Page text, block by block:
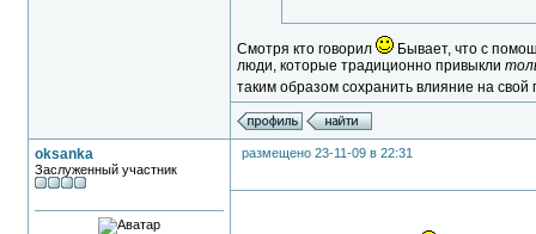
Смотря кто говорил
Бывает, что с
люди, которые традиционно привыкли
таким образом сохранить влияние на
oksanka
Заслуженный участник
размещено 23-11-09 в 22:31